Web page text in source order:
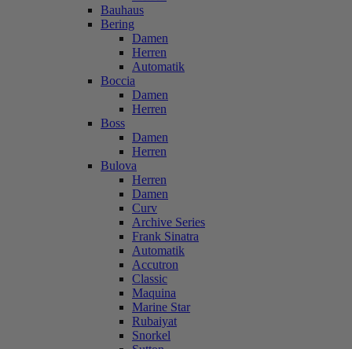
Bauhaus
Bering
Damen
Herren
Automatik
Boccia
Damen
Herren
Boss
Damen
Herren
Bulova
Herren
Damen
Curv
Archive Series
Frank Sinatra
Automatik
Accutron
Classic
Maquina
Marine Star
Rubaiyat
Snorkel